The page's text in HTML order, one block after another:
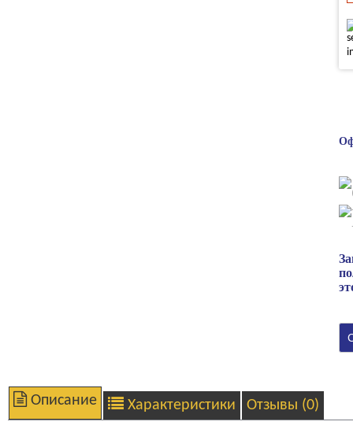
Описание Характеристики Отзывы (0)